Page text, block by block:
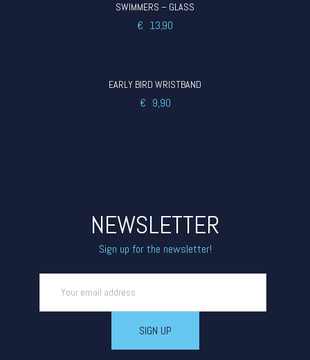
SWIMMERS – GLASS
€ 13,90
EARLY BIRD WRISTBAND
€ 9,90
NEWSLETTER
Sign up for the newsletter!